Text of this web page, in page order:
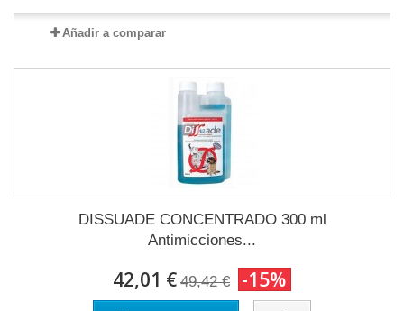
Añadir a comparar
DISSUADE CONCENTRADO 300 ml
Antimicciones...
42,01 € 49,42 € -15%